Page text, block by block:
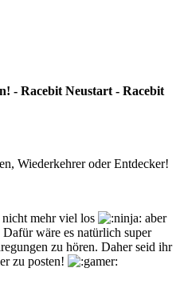
- Racebit Neustart - Racebit
Wiederkehrer oder Entdecker!
nicht mehr viel los
aber
wäre es natürlich super
zu hören. Daher seid ihr
zu posten!